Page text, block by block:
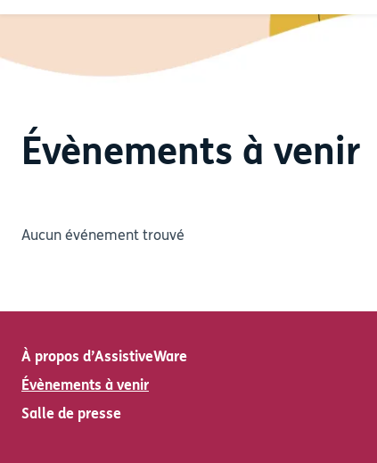
Évènements à venir
Aucun événement trouvé
À propos d’AssistiveWare
Évènements à venir
Salle de presse